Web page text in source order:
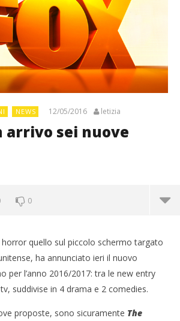
NEWS 12/05/2016 letizia
arrivo sei nuove
0
quello sul piccolo schermo targato
ha annunciato ieri il nuovo
per l’anno 2016/2017: tra le new entry
suddivise in 4 drama e 2 comedies.
proposte, sono sicuramente The